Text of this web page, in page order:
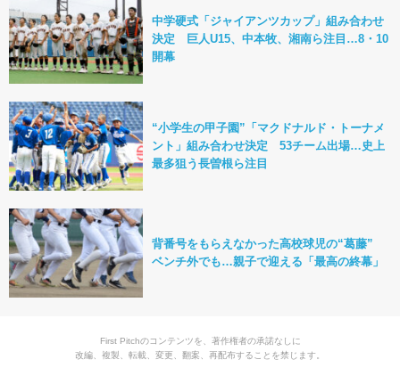
中学硬式「ジャイアンツカップ」組み合わせ
決定 巨人U15、中本牧、湘南ら注目…8・10
開幕
“小学生の甲子園”「マクドナルド・トーナメ
ント」組み合わせ決定 53チーム出場…史上
最多狙う長曽根ら注目
背番号をもらえなかった高校球児の“葛藤”
ベンチ外でも…親子で迎える「最高の終幕」
First Pitchのコンテンツを、著作権者の承諾なしに
改編、複製、転載、変更、翻案、再配布することを禁じます。